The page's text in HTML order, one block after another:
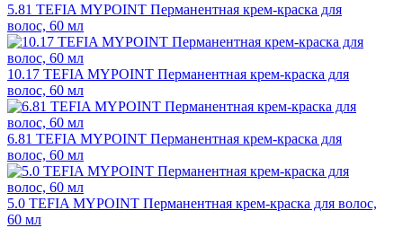
5.81 TEFIA MYPOINT Перманентная крем-краска для
волос, 60 мл
10.17 TEFIA MYPOINT Перманентная крем-краска для
волос, 60 мл
6.81 TEFIA MYPOINT Перманентная крем-краска для
волос, 60 мл
5.0 TEFIA MYPOINT Перманентная крем-краска для волос,
60 мл